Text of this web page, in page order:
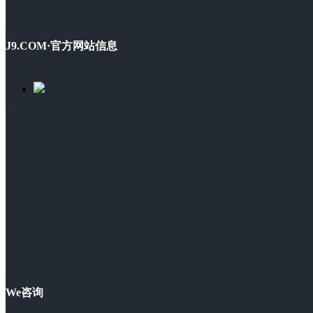
J9.COM·官方网站信息
We咨询